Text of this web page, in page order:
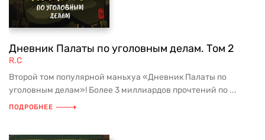
Дневник Палаты по уголовным делам. Том 2
R.C
Второй том популярной маньхуа «Дневник Палаты по
уголовным делам»! Более 3 миллиардов прочтений по ...
ПОДРОБНЕЕ